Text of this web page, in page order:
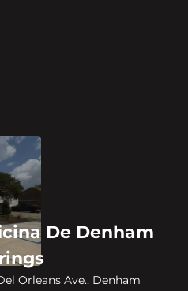
De Denham
Orleans Ave., Denham